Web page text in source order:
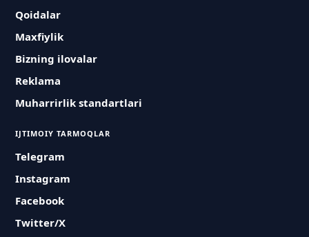
Qoidalar
Maxfiylik
Bizning ilovalar
Reklama
Muharrirlik standartlari
IJTIMOIY TARMOQLAR
Telegram
Instagram
Facebook
Twitter/X